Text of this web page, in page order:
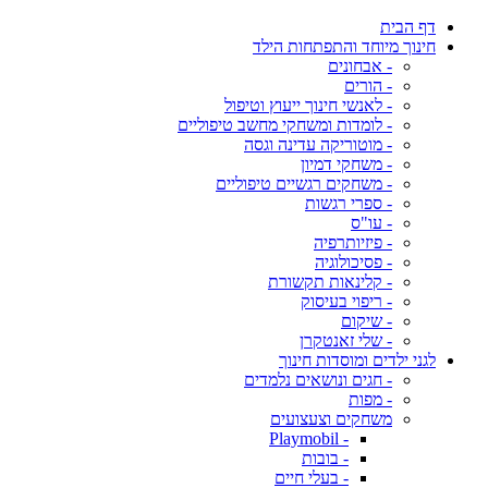
דף הבית
חינוך מיוחד והתפתחות הילד
- אבחונים
- הורים
- לאנשי חינוך ייעוץ וטיפול
- לומדות ומשחקי מחשב טיפוליים
- מוטוריקה עדינה וגסה
- משחקי דמיון
- משחקים רגשיים טיפוליים
- ספרי רגשות
- עו"ס
- פיזיותרפיה
- פסיכולוגיה
- קלינאות תקשורת
- ריפוי בעיסוק
- שיקום
- שלי זאנטקרן
לגני ילדים ומוסדות חינוך
- חגים ונושאים נלמדים
- מפות
משחקים וצעצועים
- Playmobil
- בובות
- בעלי חיים